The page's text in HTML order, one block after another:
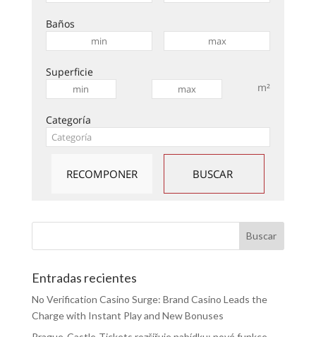
Baños
Superficie
m²
Categoría
Entradas recientes
No Verification Casino Surge: Brand Casino Leads the
Charge with Instant Play and New Bonuses